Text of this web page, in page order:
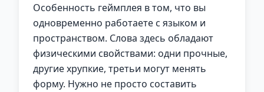
Особенность геймплея в том, что вы
одновременно работаете с языком и
пространством. Слова здесь обладают
физическими свойствами: одни прочные,
другие хрупкие, третьи могут менять
форму. Нужно не просто составить